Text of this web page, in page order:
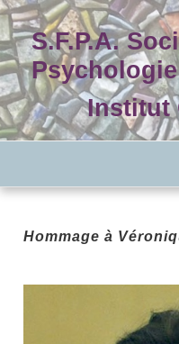
Skip
to
contentS.F.P.A.
Institut
Hommage à